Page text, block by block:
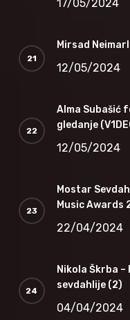
17/05/2024
Mirsad
12/05/2024
Alma Subašić
gledanje
12/05/2024
Mostar
Music Awards
22/04/2024
Nikola Škrba –
sevdahlije (2)
04/04/2024